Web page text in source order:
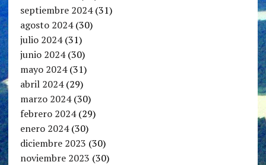
septiembre 2024(31)
agosto 2024(30)
julio 2024(31)
junio 2024(30)
mayo 2024(31)
abril 2024(29)
marzo 2024(30)
febrero 2024(29)
enero 2024(30)
diciembre 2023 (30)
noviembre 2023 (30)